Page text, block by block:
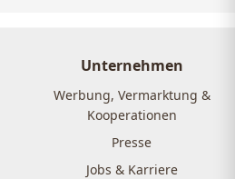
Unternehmen
Werbung, Vermarktung &
Kooperationen
Presse
Jobs & Karriere